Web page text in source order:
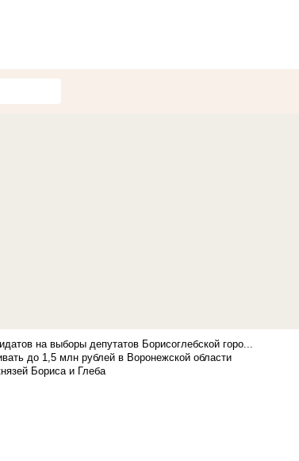
на выборы депутатов Борисоглебской горо...
до 1,5 млн рублей в Воронежской области
Бориса и Глеба